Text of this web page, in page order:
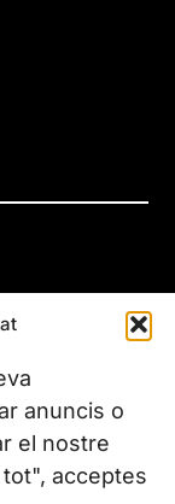
anuncis o
el nostre
acceptes